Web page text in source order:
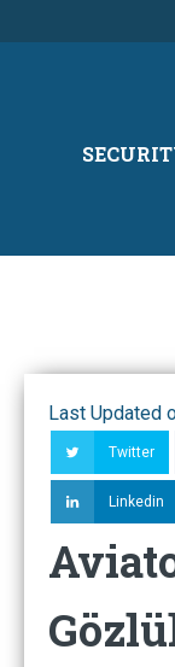
Last Updated
Twitter
Linkedin